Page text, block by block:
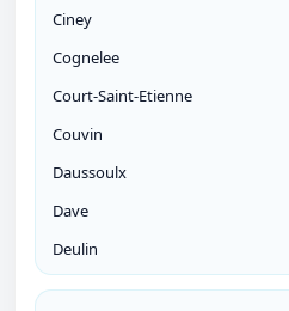
Ciney
Cognelee
Court-Saint-Etienne
Couvin
Daussoulx
Dave
Deulin